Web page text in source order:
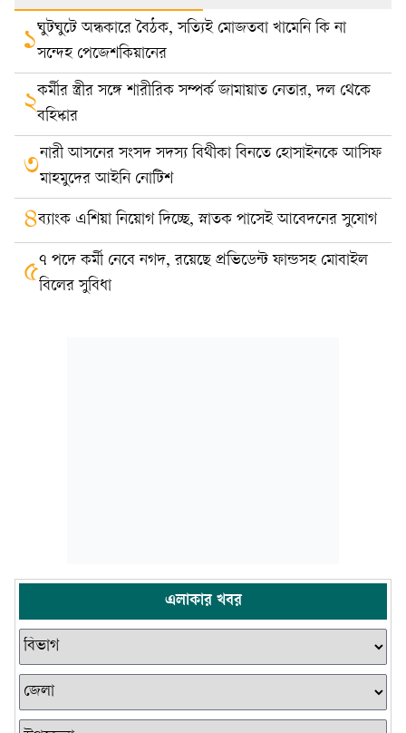
১ঘুটঘুটে অন্ধকারে বৈঠক, সত্যিই মোজতবা খামেনি কি না
সন্দেহ পেজেশকিয়ানের
২কর্মীর স্ত্রীর সঙ্গে শারীরিক সম্পর্ক জামায়াত নেতার, দল থেকে
বহিষ্কার
৩নারী আসনের সংসদ সদস্য বিথীকা বিনতে হোসাইনকে আসিফ
মাহমুদের আইনি নোটিশ
৪ব্যাংক এশিয়া নিয়োগ দিচ্ছে, স্নাতক পাসেই আবেদনের সুযোগ
৫৭ পদে কর্মী নেবে নগদ, রয়েছে প্রভিডেন্ট ফান্ডসহ মোবাইল
বিলের সুবিধা
এলাকার খবর